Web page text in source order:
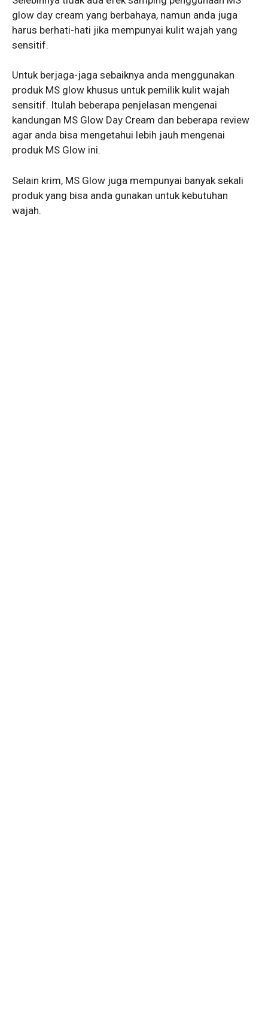
glow day cream yang berbahaya, namun anda juga
harus berhati-hati jika mempunyai kulit wajah yang
sensitif.
Untuk berjaga-jaga sebaiknya anda menggunakan
produk MS glow khusus untuk pemilik kulit wajah
sensitif. Itulah beberapa penjelasan mengenai
kandungan MS Glow Day Cream dan beberapa review
agar anda bisa mengetahui lebih jauh mengenai
produk MS Glow ini.
Selain krim, MS Glow juga mempunyai banyak sekali
produk yang bisa anda gunakan untuk kebutuhan
wajah.